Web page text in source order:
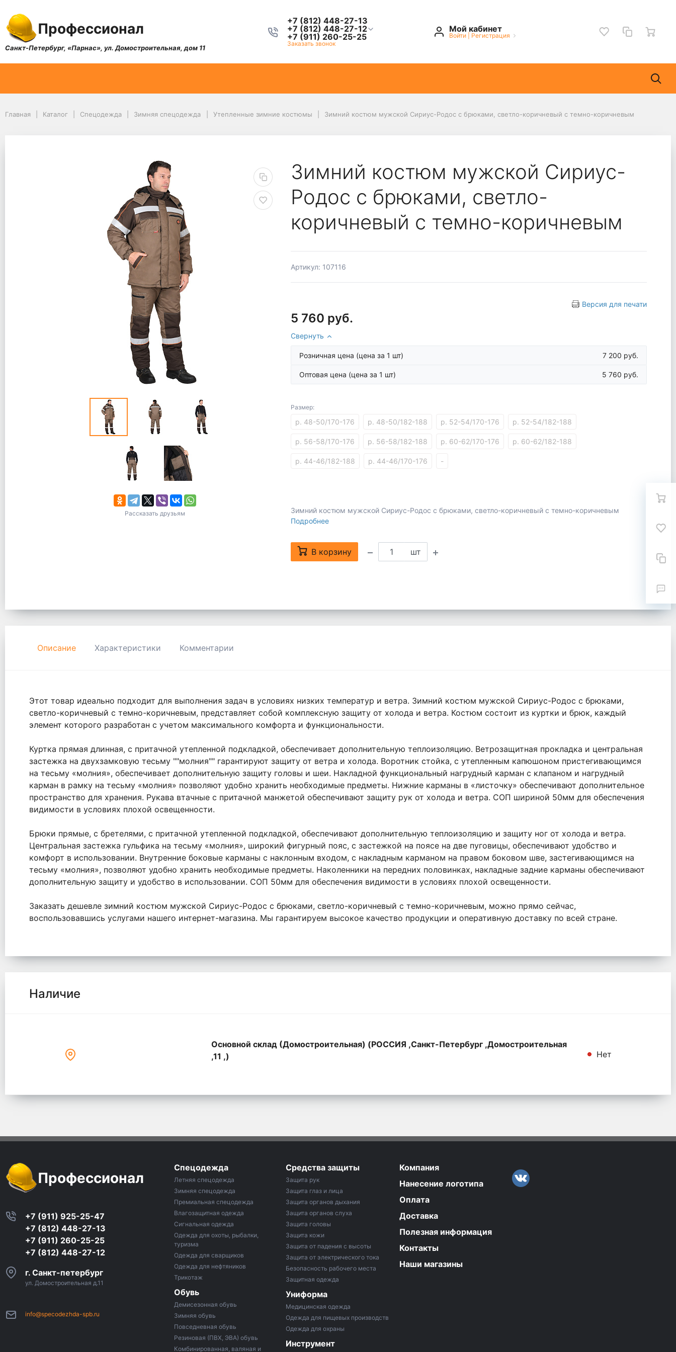
Профессионал
Санкт-Петербург, «Парнас», ул. Домостроительная, дом 11
+7 (812) 448-27-13
+7 (812) 448-27-12
+7 (911) 260-25-25
Заказать звонок
Мой кабинет
Войти Регистрация
Главная Каталог Спецодежда Зимняя спецодежда Утепленные зимние костюмы Зимний костюм мужской Сириус-Родос с брюками, светло-коричневый с темно-коричневым
Рассказать друзьям
Зимний костюм мужской Сириус-
Родос с брюками, светло-
коричневый с темно-коричневым
Артикул: 107116
Версия для печати
5 760 руб.
Свернуть
Розничная цена (цена за 1 шт) 7 200 руб.
Оптовая цена (цена за 1 шт) 5 760 руб.
Размер:
р. 48-50/170-176 р. 48-50/182-188 р. 52-54/170-176 р. 52-54/182-188
р. 56-58/170-176 р. 56-58/182-188 р. 60-62/170-176 р. 60-62/182-188
р. 44-46/182-188 р. 44-46/170-176 -
Зимний костюм мужской Сириус-Родос с брюками, светло-коричневый с темно-коричневым
Подробнее
В корзину шт
Описание Характеристики Комментарии
Этот товар идеально подходит для выполнения задач в условиях низких температур и ветра. Зимний костюм мужской Сириус-Родос с брюками,
светло-коричневый с темно-коричневым, представляет собой комплексную защиту от холода и ветра. Костюм состоит из куртки и брюк, каждый
элемент которого разработан с учетом максимального комфорта и функциональности.
Куртка прямая длинная, с притачной утепленной подкладкой, обеспечивает дополнительную теплоизоляцию. Ветрозащитная прокладка и центральная
застежка на двухзамковую тесьму ""молния"" гарантируют защиту от ветра и холода. Воротник стойка, с утепленным капюшоном пристегивающимся
на тесьму «молния», обеспечивает дополнительную защиту головы и шеи. Накладной функциональный нагрудный карман с клапаном и нагрудный
карман в рамку на тесьму «молния» позволяют удобно хранить необходимые предметы. Нижние карманы в «листочку» обеспечивают дополнительное
пространство для хранения. Рукава втачные с притачной манжетой обеспечивают защиту рук от холода и ветра. СОП шириной 50мм для обеспечения
видимости в условиях плохой освещенности.
Брюки прямые, с бретелями, с притачной утепленной подкладкой, обеспечивают дополнительную теплоизоляцию и защиту ног от холода и ветра.
Центральная застежка гульфика на тесьму «молния», широкий фигурный пояс, с застежкой на поясе на две пуговицы, обеспечивают удобство и
комфорт в использовании. Внутренние боковые карманы с наклонным входом, с накладным карманом на правом боковом шве, застегивающимся на
тесьму «молния», позволяют удобно хранить необходимые предметы. Наколенники на передних половинках, накладные задние карманы обеспечивают
дополнительную защиту и удобство в использовании. СОП 50мм для обеспечения видимости в условиях плохой освещенности.
Заказать дешевле зимний костюм мужской Сириус-Родос с брюками, светло-коричневый с темно-коричневым, можно прямо сейчас,
воспользовавшись услугами нашего интернет-магазина. Мы гарантируем высокое качество продукции и оперативную доставку по всей стране.
Наличие
Основной склад (Домостроительная) (РОССИЯ ,Санкт-Петербург ,Домостроительная
,11 ,)
Нет
Профессионал
+7 (911) 925-25-47
+7 (812) 448-27-13
+7 (911) 260-25-25
+7 (812) 448-27-12
г. Санкт-петербург
ул. Домостроительная д.11
info@specodezhda-spb.ru
Спецодежда
Летняя спецодежда
Зимняя спецодежда
Премиальная спецодежда
Влагозащитная одежда
Сигнальная одежда
Одежда для охоты, рыбалки,
туризма
Одежда для сварщиков
Одежда для нефтяников
Трикотаж
Обувь
Демисезонная обувь
Зимняя обувь
Повседневная обувь
Резиновая (ПВХ, ЭВА) обувь
Комбинированная, валяная и
Средства защиты
Защита рук
Защита глаз и лица
Защита органов дыхания
Защита органов слуха
Защита головы
Защита кожи
Защита от падения с высоты
Защита от электрического тока
Безопасность рабочего места
Защитная одежда
Униформа
Медицинская одежда
Одежда для пищевых производств
Одежда для охраны
Инструмент
Компания
Нанесение логотипа
Оплата
Доставка
Полезная информация
Контакты
Наши магазины